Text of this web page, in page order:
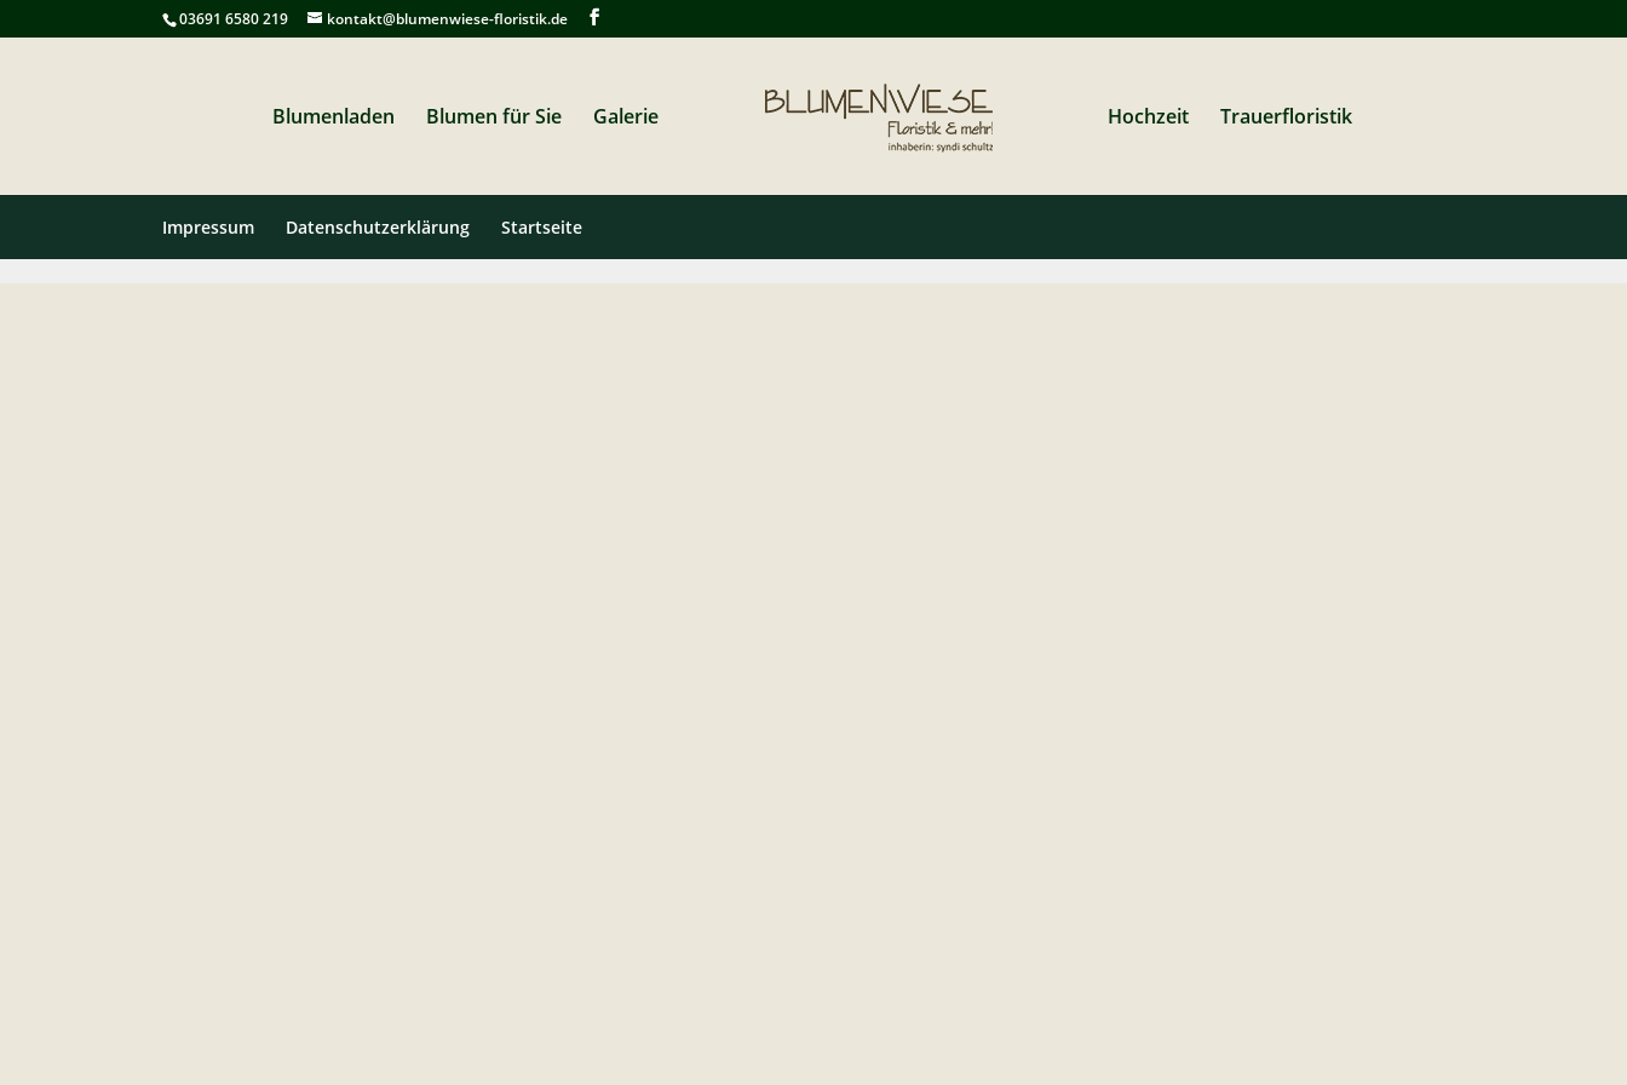
03691 6580 219 kontakt@blumenwiese-floristik.de
Blumenladen Blumen für Sie Galerie Hochzeit Trauerfloristik
Impressum Datenschutzerklärung Startseite